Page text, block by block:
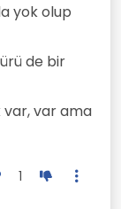
yok olup
de bir
var, var ama
1